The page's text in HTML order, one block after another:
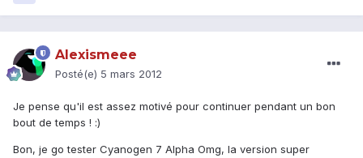
Alexismeee
Posté(e) 5 mars 2012
Je pense qu'il est assez motivé pour continuer pendant un bon
bout de temps ! :)
Bon, je go tester Cyanogen 7 Alpha Omg, la version super